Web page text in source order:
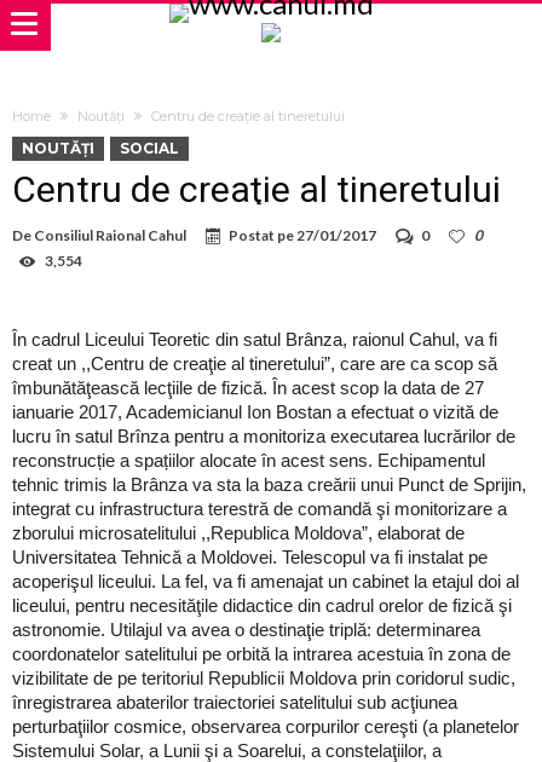
Home Noutăți Centru de creaţie al tineretului
NOUTĂȚI SOCIAL
Centru de creaţie al tineretului
De Consiliul Raional Cahul Postat pe27/01/2017 0
0
3,554
În cadrul Liceului Teoretic din satul Brânza, raionul Cahul, va fi
creat un ,,Centru de creaţie al tineretului”, care are ca scop să
îmbunătăţească lecţiile de fizică. În acest scop la data de 27
ianuarie 2017, Academicianul Ion Bostan a efectuat o vizită de
lucru în satul Brînza pentru a monitoriza executarea lucrărilor de
reconstrucție a spațiilor alocate în acest sens. Echipamentul
tehnic trimis la Brânza va sta la baza creării unui Punct de Sprijin,
integrat cu infrastructura terestră de comandă şi monitorizare a
zborului microsatelitului ,,Republica Moldova”, elaborat de
Universitatea Tehnică a Moldovei. Telescopul va fi instalat pe
acoperişul liceului. La fel, va fi amenajat un cabinet la etajul doi al
liceului, pentru necesităţile didactice din cadrul orelor de fizică şi
astronomie. Utilajul va avea o destinaţie triplă: determinarea
coordonatelor satelitului pe orbită la intrarea acestuia în zona de
vizibilitate de pe teritoriul Republicii Moldova prin coridorul sudic,
înregistrarea abaterilor traiectoriei satelitului sub acţiunea
perturbaţiilor cosmice, observarea corpurilor cereşti (a planetelor
Sistemului Solar, a Lunii şi a Soarelui, a constelaţiilor, a